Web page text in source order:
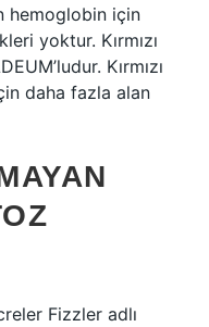
hemoglobin için
yoktur. Kırmızı
Kırmızı
daha fazla alan
Fizzler adlı